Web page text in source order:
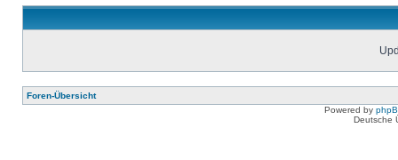
Foren-Übersicht
Powered by
Deutsche